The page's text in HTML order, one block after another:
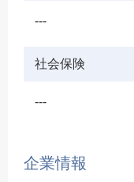
---
社会保険
---
企業情報